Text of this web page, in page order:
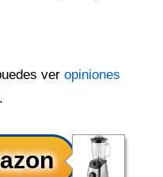
ver opiniones
.